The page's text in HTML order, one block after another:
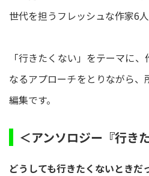
世代を担うフレッシュな作家6
「行きたくない」をテーマに
なるアプローチをとりながら
編集です。
＜アンソロジー『行き
どうしても行きたくないときだ